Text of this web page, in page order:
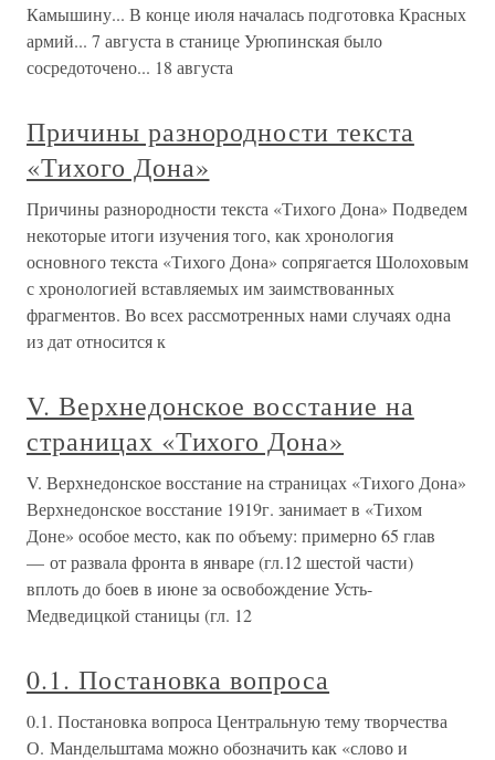
Камышину... В конце июля началась подготовка Красных
армий... 7 августа в станице Урюпинская было
сосредоточено... 18 августа
Причины разнородности текста
«Тихого Дона»
Причины разнородности текста «Тихого Дона» Подведем
некоторые итоги изучения того, как хронология
основного текста «Тихого Дона» сопрягается Шолоховым
с хронологией вставляемых им заимствованных
фрагментов. Во всех рассмотренных нами случаях одна
из дат относится к
V. Верхнедонское восстание на
страницах «Тихого Дона»
V. Верхнедонское восстание на страницах «Тихого Дона»
Верхнедонское восстание 1919г. занимает в «Тихом
Доне» особое место, как по объему: примерно 65 глав
— от развала фронта в январе (гл.12 шестой части)
вплоть до боев в июне за освобождение Усть-
Медведицкой станицы (гл. 12
0.1. Постановка вопроса
0.1. Постановка вопроса Центральную тему творчества
О. Мандельштама можно обозначить как «слово и